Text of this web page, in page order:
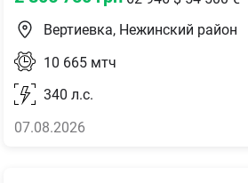
Вертиевка, Нежинский район
10 665 мтч
340 л.с.
07.08.2026